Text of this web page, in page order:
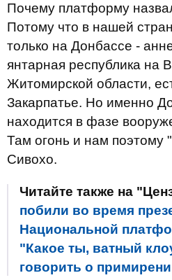
Почему платформу
Потому что в нашей
только на Донбассе -
янтарная республика на
Житомирской области,
Закарпатье. Но именно
находится в фазе
Там огонь и нам поэтому
Сивохо.
Читайте также на
побили во время
Национальной
"Какое ты, ватный
говорить о